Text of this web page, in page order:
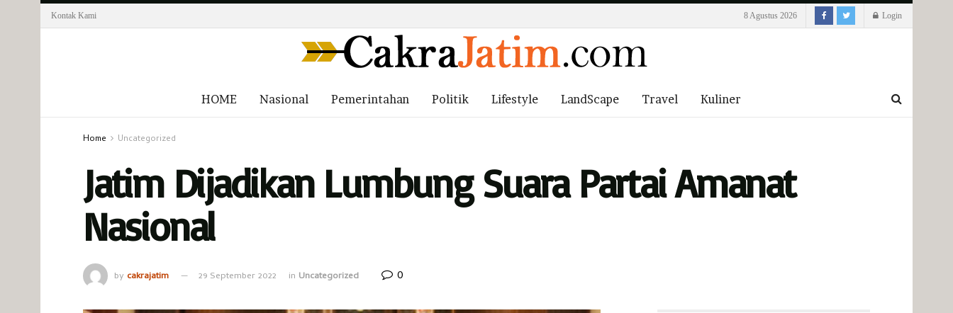
Kontak Kami 8 Agustus 2026 Login
HOME Nasional Pemerintahan Politik Lifestyle LandScape Travel Kuliner
Home Uncategorized
Jatim Dijadikan Lumbung Suara Partai Amanat
Nasional
by cakrajatim 29 September 2022 in Uncategorized 0